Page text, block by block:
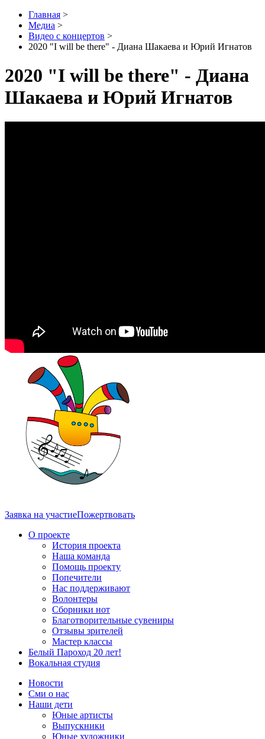
Главная >
Медиа >
Видео с концертов >
2020 "I will be there" - Диана Шакаева и Юрий Игнатов
2020 "I will be there" - Диана
Шакаева и Юрий Игнатов
Заявка на участиеПожертвовать
О проекте
История проекта
Наша команда
Помощь проекту
Попечители
Нас поддерживают
Волонтеры
Сборники нот
Благотворительные сувениры
Отзывы зрителей
Мастер классы
Белый Пароход 20 лет!
Вокальная студия
Новости
Сми о нас
Наши дети
Юные артисты
Выпускники
Юные художники